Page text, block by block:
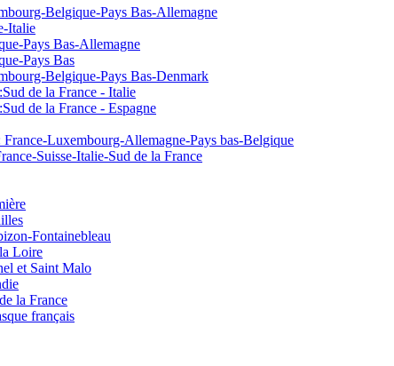
Belgique-Pays Bas-Allemagne
Italie
Pays Bas-Allemagne
Pays Bas
Belgique-Pays Bas-Denmark
de la France - Italie
de la France - Espagne
Luxembourg-Allemagne-Pays bas-Belgique
Suisse-Italie-Sud de la France
Fontainebleau
Loire
et Saint Malo
la France
français